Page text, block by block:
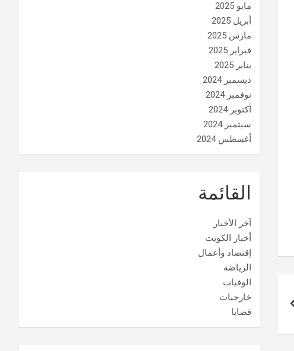
مايو 2025
أبريل 2025
مارس 2025
فبراير 2025
يناير 2025
ديسمبر 2024
نوفمبر 2024
أكتوبر 2024
سبتمبر 2024
أغسطس 2024
القائمة
آخر الأخبار
أخبار الكويت
إقتصاد وأعمال
الرياضة
الوفيات
خارجيات
قضايا